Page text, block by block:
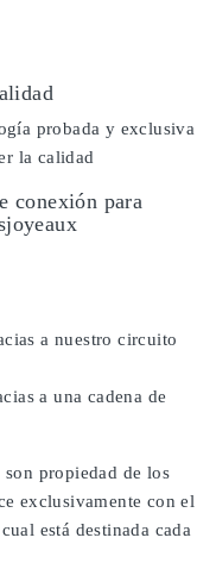
probada y exclusiva
la calidad
conexión para
a nuestro circuito
a una cadena de
son propiedad de los
exclusivamente con el
está destinada cada